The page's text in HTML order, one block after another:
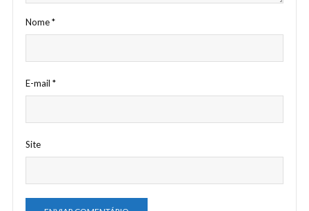
Nome*
E-mail *
Site